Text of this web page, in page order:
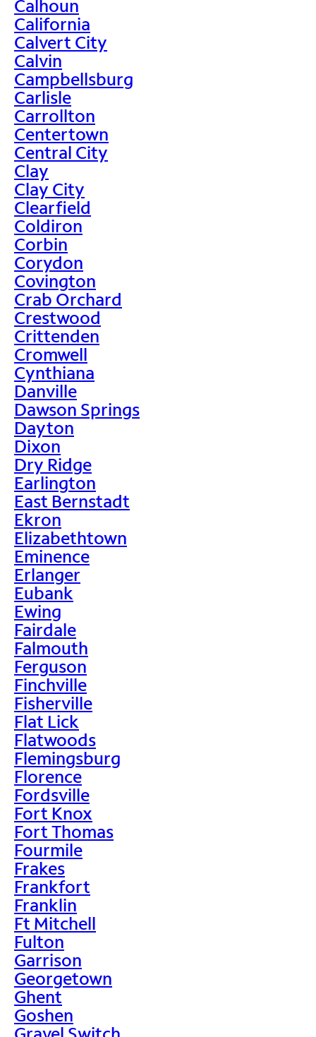
Calhoun
California
Calvert City
Calvin
Campbellsburg
Carlisle
Carrollton
Centertown
Central City
Clay
Clay City
Clearfield
Coldiron
Corbin
Corydon
Covington
Crab Orchard
Crestwood
Crittenden
Cromwell
Cynthiana
Danville
Dawson Springs
Dayton
Dixon
Dry Ridge
Earlington
East Bernstadt
Ekron
Elizabethtown
Eminence
Erlanger
Eubank
Ewing
Fairdale
Falmouth
Ferguson
Finchville
Fisherville
Flat Lick
Flatwoods
Flemingsburg
Florence
Fordsville
Fort Knox
Fort Thomas
Fourmile
Frakes
Frankfort
Franklin
Ft Mitchell
Fulton
Garrison
Georgetown
Ghent
Goshen